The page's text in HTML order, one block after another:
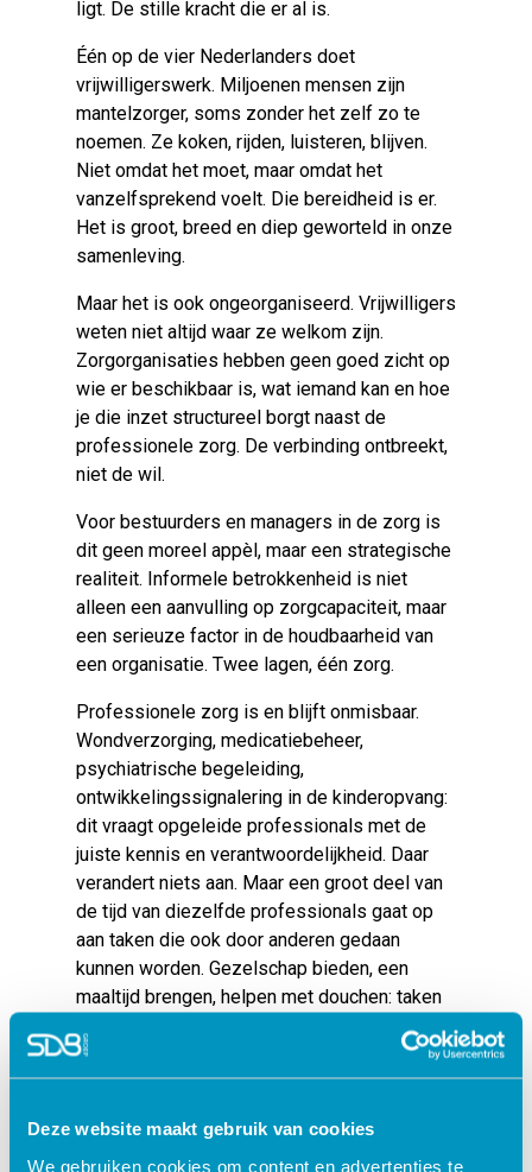
Deze website maakt gebruik van cookies
We gebruiken cookies om content en advertenties te
ligt. De stille kracht die er al is.
Één op de vier Nederlanders doet
vrijwilligerswerk. Miljoenen mensen zijn
mantelzorger, soms zonder het zelf zo te
noemen. Ze koken, rijden, luisteren, blijven.
Niet omdat het moet, maar omdat het
vanzelfsprekend voelt. Die bereidheid is er.
Het is groot, breed en diep geworteld in onze
samenleving.
Maar het is ook ongeorganiseerd. Vrijwilligers
weten niet altijd waar ze welkom zijn.
Zorgorganisaties hebben geen goed zicht op
wie er beschikbaar is, wat iemand kan en hoe
je die inzet structureel borgt naast de
professionele zorg. De verbinding ontbreekt,
niet de wil.
Voor bestuurders en managers in de zorg is
dit geen moreel appèl, maar een strategische
realiteit. Informele betrokkenheid is niet
alleen een aanvulling op zorgcapaciteit, maar
een serieuze factor in de houdbaarheid van
een organisatie. Twee lagen, één zorg.
Professionele zorg is en blijft onmisbaar.
Wondverzorging, medicatiebeheer,
psychiatrische begeleiding,
ontwikkelingssignalering in de kinderopvang:
dit vraagt opgeleide professionals met de
juiste kennis en verantwoordelijkheid. Daar
verandert niets aan. Maar een groot deel van
de tijd van diezelfde professionals gaat op
aan taken die ook door anderen gedaan
kunnen worden. Gezelschap bieden, een
maaltijd brengen, helpen met douchen: taken
kosten van mensen die zijn opgeleid voor
iets anders. Wanneer een familielid dat
waarvoor professionals echt nodig zijn. Geen